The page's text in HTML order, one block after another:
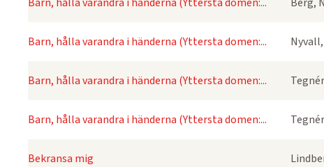
Barn, hålla varandra i händerna (Yttersta domen:...
Barn, hålla varandra i händerna (Yttersta domen:...
Barn, hålla varandra i händerna (Yttersta domen:...
Bekransa mig